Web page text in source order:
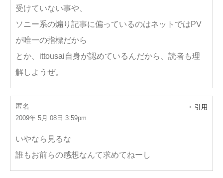
受けていない事や、
ソニー系の煽り記事に偏っているのはネットではPV
が唯一の指標だから
とか、ittousai自身が認めているんだから、読者も理
解しようぜ。
匿名
2009年 5月 08日 3:59pm
引用
いやなら見るな
誰もお前らの感想なんて求めてねーし